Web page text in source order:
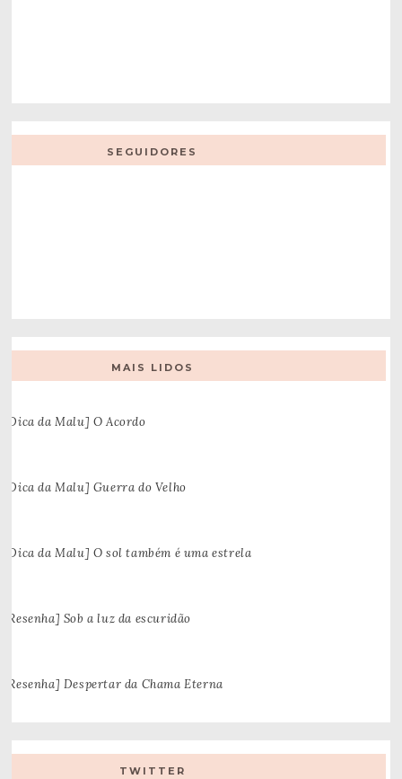
SEGUIDORES
MAIS LIDOS
[Dica da Malu] O Acordo
[Dica da Malu] Guerra do Velho
[Dica da Malu] O sol também é uma estrela
[Resenha] Sob a luz da escuridão
[Resenha] Despertar da Chama Eterna
TWITTER